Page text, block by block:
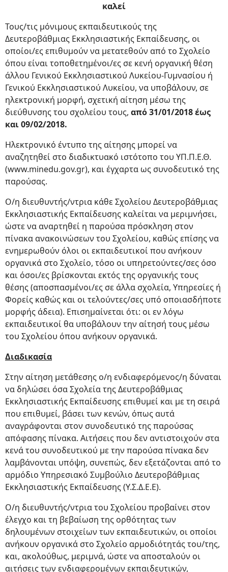
καλεί
Τους/τις μόνιμους εκπαιδευτικούς της
Δευτεροβάθμιας Εκκλησιαστικής Εκπαίδευσης, οι
οποίοι/ες επιθυμούν να μετατεθούν από το Σχολείο
όπου είναι τοποθετημένοι/ες σε κενή οργανική θέση
άλλου Γενικού Εκκλησιαστικού Λυκείου-Γυμνασίου ή
Γενικού Εκκλησιαστικού Λυκείου, να υποβάλουν, σε
ηλεκτρονική μορφή, σχετική αίτηση μέσω της
διεύθυνσης του σχολείου τους, από 31/01/2018 έως
και 09/02/2018.
Ηλεκτρονικό έντυπο της αίτησης μπορεί να
αναζητηθεί στο διαδικτυακό ιστότοπο του ΥΠ.Π.Ε.Θ.
(www.minedu.gov.gr), και έγχαρτα ως συνοδευτικό της
παρούσας.
Ο/η διευθυντής/ντρια κάθε Σχολείου Δευτεροβάθμιας
Εκκλησιαστικής Εκπαίδευσης καλείται να μεριμνήσει,
ώστε να αναρτηθεί η παρούσα πρόσκληση στον
πίνακα ανακοινώσεων του Σχολείου, καθώς επίσης να
ενημερωθούν όλοι οι εκπαιδευτικοί που ανήκουν
οργανικά στο Σχολείο, τόσο οι υπηρετούντες/σες όσο
και όσοι/ες βρίσκονται εκτός της οργανικής τους
θέσης (αποσπασμένοι/ες σε άλλα σχολεία, Υπηρεσίες ή
Φορείς καθώς και οι τελούντες/σες υπό οποιασδήποτε
μορφής άδεια). Επισημαίνεται ότι: οι εν λόγω
εκπαιδευτικοί θα υποβάλουν την αίτησή τους μέσω
του Σχολείου όπου ανήκουν οργανικά.
Διαδικασία
Στην αίτηση μετάθεσης ο/η ενδιαφερόμενος/η δύναται
να δηλώσει όσα Σχολεία της Δευτεροβάθμιας
Εκκλησιαστικής Εκπαίδευσης επιθυμεί και με τη σειρά
που επιθυμεί, βάσει των κενών, όπως αυτά
αναγράφονται στον συνοδευτικό της παρούσας
απόφασης πίνακα. Αιτήσεις που δεν αντιστοιχούν στα
κενά του συνοδευτικού με την παρούσα πίνακα δεν
λαμβάνονται υπόψη, συνεπώς, δεν εξετάζονται από το
αρμόδιο Υπηρεσιακό Συμβούλιο Δευτεροβάθμιας
Εκκλησιαστικής Εκπαίδευσης (Υ.Σ.Δ.Ε.Ε).
Ο/η διευθυντής/ντρια του Σχολείου προβαίνει στον
έλεγχο και τη βεβαίωση της ορθότητας των
δηλουμένων στοιχείων των εκπαιδευτικών, οι οποίοι
ανήκουν οργανικά στο Σχολείο αρμοδιότητάς του/της,
και, ακολούθως, μεριμνά, ώστε να αποσταλούν οι
αιτήσεις των ενδιαφερομένων εκπαιδευτικών,